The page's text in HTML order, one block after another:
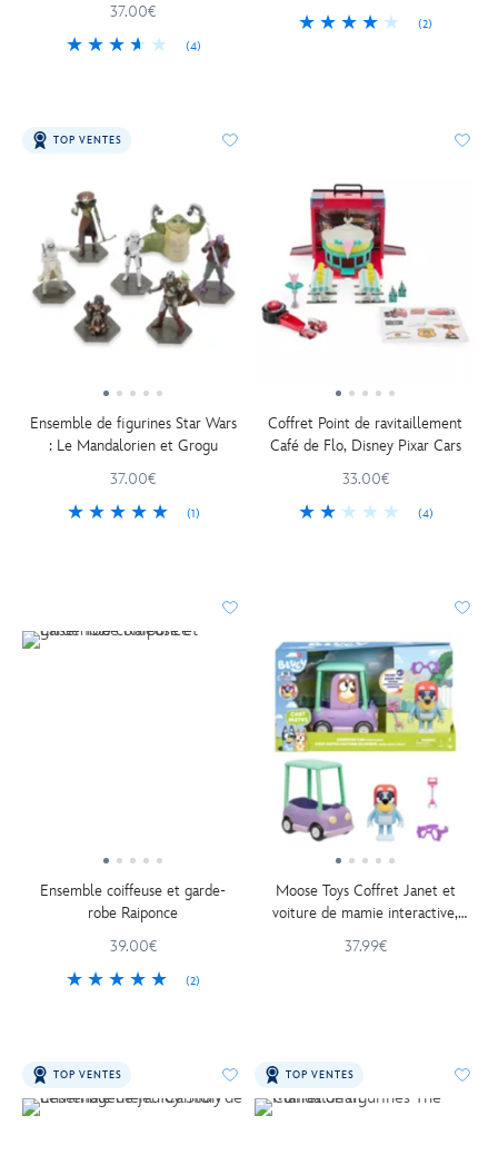
37.00€
(4)
(2)
TOP VENTES
Ensemble de figurines Star Wars
: Le Mandalorien et Grogu
37.00€
(1)
Coffret Point de ravitaillement
Café de Flo, Disney Pixar Cars
33.00€
(4)
Ensemble coiffeuse et garde-
robe Raiponce
39.00€
(2)
Moose Toys Coffret Janet et
voiture de mamie interactive,
37.99€
TOP VENTES TOP VENTES